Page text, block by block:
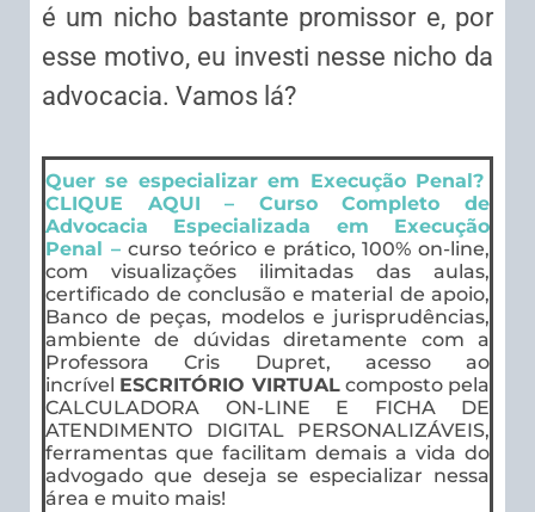
é um nicho bastante promissor e, por
esse motivo, eu investi nesse nicho da
advocacia. Vamos lá?
Quer se especializar em Execução Penal?
CLIQUE AQUI – Curso Completo de
Advocacia Especializada em Execução
Penal –curso teórico e prático, 100% on-line,
com visualizações ilimitadas das aulas,
certificado de conclusão e material de apoio,
Banco de peças, modelos e jurisprudências,
ambiente de dúvidas diretamente com a
Professora Cris Dupret, acesso ao
incrível ESCRITÓRIO VIRTUALcomposto pela
CALCULADORA ON-LINE E FICHA DE
ATENDIMENTO DIGITAL PERSONALIZÁVEIS,
ferramentas que facilitam demais a vida do
advogado que deseja se especializar nessa
área e muito mais!